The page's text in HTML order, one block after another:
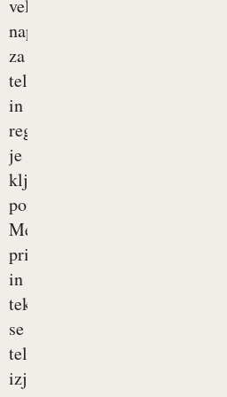
velik
napor
za
telo
in
regeneracija
je
ključnega
pomena.
Med
pripravami
in
tekmovanjem
se
telo
izjemno...